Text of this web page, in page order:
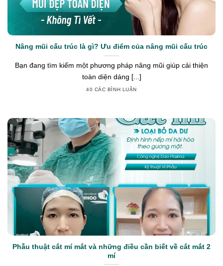
Nâng mũi cấu trúc là gì? Ưu điểm của nâng mũi cấu trúc
Bạn đang tìm kiếm một phương pháp nâng mũi giúp cải thiện
toàn diện dáng [...]
40 CÁC BÌNH LUẬN
Phẫu thuật cắt mí mắt và những điều cần biết về cắt mắt 2
mí